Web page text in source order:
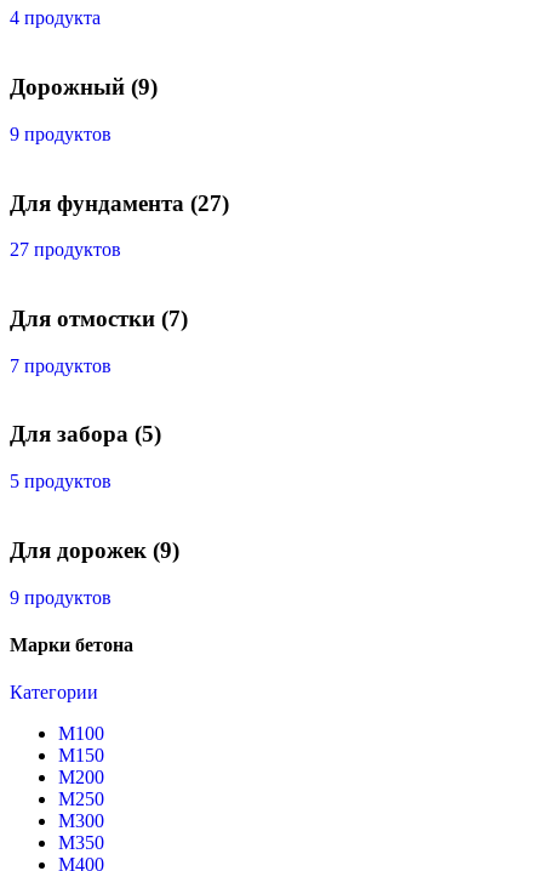
4 продукта
Дорожный (9)
9 продуктов
Для фундамента (27)
27 продуктов
Для отмостки (7)
7 продуктов
Для забора (5)
5 продуктов
Для дорожек (9)
9 продуктов
Марки бетона
Категории
М100
М150
М200
М250
М300
М350
М400